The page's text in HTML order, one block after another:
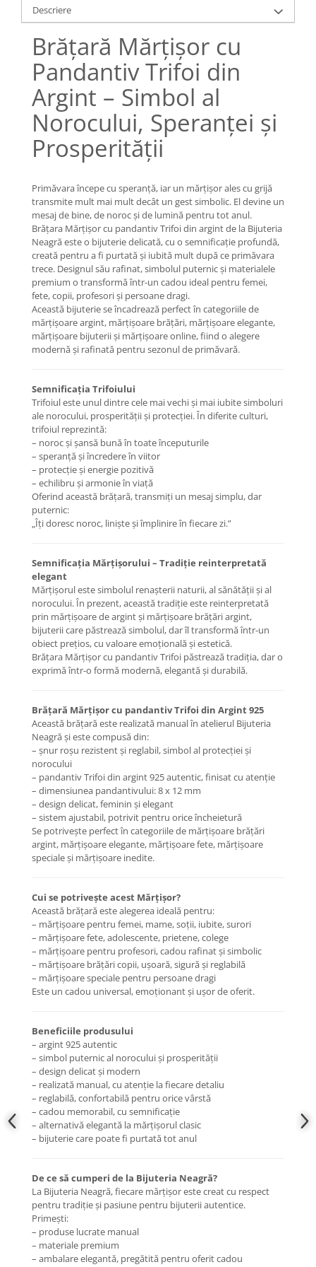
Lănțișoare cu Soare
Lănțișoare cu Semilună
Lănțișoare cu Zodii
Lănțișoare cu Animale
Lănțișoare cu Molecule
Lănțișoare cu Pietre Naturale
Lănțișoare Argint Diverse
COLIERE CU PERLE
Coliere cu Perle Naturale
COLIERE ȘNUR REGLABIL
Coliere cu Inimioare
Coliere cu Cruce
Coliere cu Stea
Coliere cu Soare
Coliere cu Semilună
Coliere cu Zodii
Coliere cu Flori
Coliere cu Animale
BRĂȚĂRI
BRĂȚĂRI CU ȘNUR REGLABIL
Brățări din Aur cu șnur reglabil
Brățări din Argint cu șnur reglabil
BRĂȚĂRI CU PIETRE SEMIPREȚIOASE
Brățări din Aur cu pietre
semiprețioase
Brățări din Argint cu pietre
Brățări elastice cu pietre
semiprețioase
BRĂȚĂRI DE PICIOR
Brățări de picior din Aur
Brățări de picior din Argint
COLIERE
Coliere cu mărgele colorate și
Coliere cu pietre semiprețioase
Descriere
Brățară Mărțișor cu
Pandantiv Trifoi din
Argint – Simbol al
Norocului, Speranței și
Prosperității
Primăvara începe cu speranță, iar un mărțișor ales cu grijă
transmite mult mai mult decât un gest simbolic. El devine un
mesaj de bine, de noroc și de lumină pentru tot anul.
Brățara Mărțișor cu pandantiv Trifoi din argint de la Bijuteria
Neagră este o bijuterie delicată, cu o semnificație profundă,
creată pentru a fi purtată și iubită mult după ce primăvara
trece. Designul său rafinat, simbolul puternic și materialele
premium o transformă într-un cadou ideal pentru femei,
fete, copii, profesori și persoane dragi.
Această bijuterie se încadrează perfect în categoriile de
mărțișoare argint, mărțișoare brățări, mărțișoare elegante,
mărțișoare bijuterii și mărțișoare online, fiind o alegere
modernă și rafinată pentru sezonul de primăvară.
Semnificația Trifoiului
Trifoiul este unul dintre cele mai vechi și mai iubite simboluri
ale norocului, prosperității și protecției. În diferite culturi,
trifoiul reprezintă:
– noroc și șansă bună în toate începuturile
– speranță și încredere în viitor
– protecție și energie pozitivă
– echilibru și armonie în viață
Oferind această brățară, transmiți un mesaj simplu, dar
puternic:
„Îți doresc noroc, liniște și împlinire în fiecare zi.”
Semnificația Mărțișorului – Tradiție reinterpretată
elegant
Mărțișorul este simbolul renașterii naturii, al sănătății și al
norocului. În prezent, această tradiție este reinterpretată
prin mărțișoare de argint și mărțișoare brățări argint,
bijuterii care păstrează simbolul, dar îl transformă într-un
obiect prețios, cu valoare emoțională și estetică.
Brățara Mărțișor cu pandantiv Trifoi păstrează tradiția, dar o
exprimă într-o formă modernă, elegantă și durabilă.
Brățară Mărțișor cu pandantiv Trifoi din Argint 925
Această brățară este realizată manual în atelierul Bijuteria
Neagră și este compusă din:
– șnur roșu rezistent și reglabil, simbol al protecției și
norocului
– pandantiv Trifoi din argint 925 autentic, finisat cu atenție
– dimensiunea pandantivului: 8 x 12 mm
– design delicat, feminin și elegant
– sistem ajustabil, potrivit pentru orice încheietură
Se potrivește perfect în categoriile de mărțișoare brățări
argint, mărțișoare elegante, mărțișoare fete, mărțișoare
speciale și mărțișoare inedite.
Cui se potrivește acest Mărțișor?
Această brățară este alegerea ideală pentru:
– mărțișoare pentru femei, mame, soții, iubite, surori
– mărțișoare fete, adolescente, prietene, colege
– mărțișoare pentru profesori, cadou rafinat și simbolic
– mărțișoare brățări copii, ușoară, sigură și reglabilă
– mărțișoare speciale pentru persoane dragi
Este un cadou universal, emoționant și ușor de oferit.
Beneficiile produsului
– argint 925 autentic
– simbol puternic al norocului și prosperității
– design delicat și modern
– realizată manual, cu atenție la fiecare detaliu
– reglabilă, confortabilă pentru orice vârstă
– cadou memorabil, cu semnificație
– alternativă elegantă la mărțișorul clasic
– bijuterie care poate fi purtată tot anul
De ce să cumperi de la Bijuteria Neagră?
La Bijuteria Neagră, fiecare mărțișor este creat cu respect
pentru tradiție și pasiune pentru bijuterii autentice.
Primești:
– produse lucrate manual
– materiale premium
– ambalare elegantă, pregătită pentru oferit cadou